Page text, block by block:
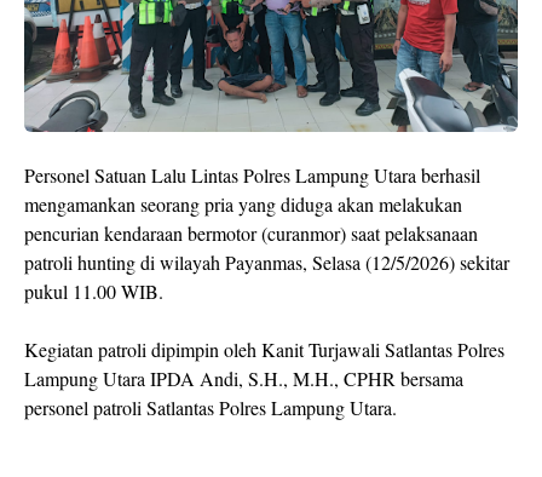
Personel Satuan Lalu Lintas Polres Lampung Utara berhasil
mengamankan seorang pria yang diduga akan melakukan
pencurian kendaraan bermotor (curanmor) saat pelaksanaan
patroli hunting di wilayah Payanmas, Selasa (12/5/2026) sekitar
pukul 11.00 WIB.
Kegiatan patroli dipimpin oleh Kanit Turjawali Satlantas Polres
Lampung Utara IPDA Andi, S.H., M.H., CPHR bersama
personel patroli Satlantas Polres Lampung Utara.